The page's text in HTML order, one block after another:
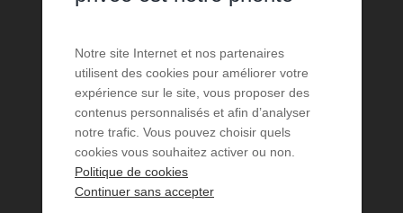
Notre site Internet et nos partenaires
utilisent des cookies pour améliorer votre
expérience sur le site, vous proposer des
contenus personnalisés et afin d’analyser
notre trafic. Vous pouvez choisir quels
cookies vous souhaitez activer ou non.
Politique de cookies
Continuer sans accepter